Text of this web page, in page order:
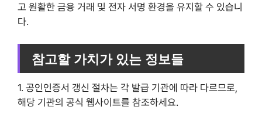
고 원활한 금융 거래 및 전자 서명 환경을 유지할 수 있습니
다.
참고할 가치가 있는 정보들
1. 공인인증서 갱신 절차는 각 발급 기관에 따라 다르므로,
해당 기관의 공식 웹사이트를 참조하세요.